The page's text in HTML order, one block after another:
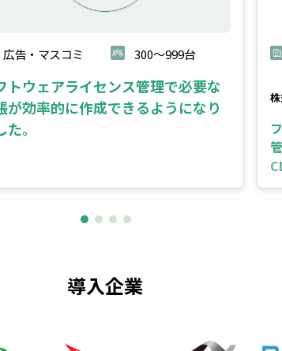
広告・マスコミ 300～999台
トウェアライセンス管理で必要な
が効率的に作成できるようになり
た。
導入企業